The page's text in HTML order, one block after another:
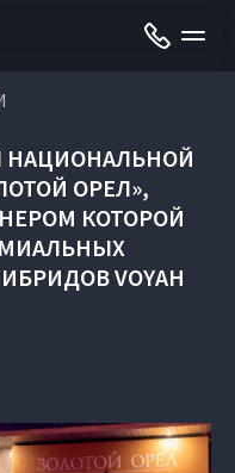
НАЦИОНАЛЬНОЙ
ОРЕЛ»,
КОТОРОЙ
VOYAH